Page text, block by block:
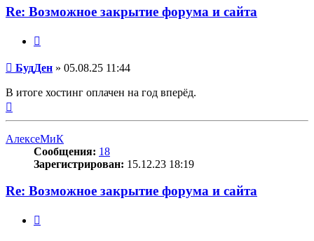
Re: Возможное закрытие форума и сайта
Сообщение
БудДен » 05.08.25 11:44
В итоге хостинг оплачен на год вперёд.
АлексеМиК
Сообщения: 18
Зарегистрирован: 15.12.23 18:19
Re: Возможное закрытие форума и сайта